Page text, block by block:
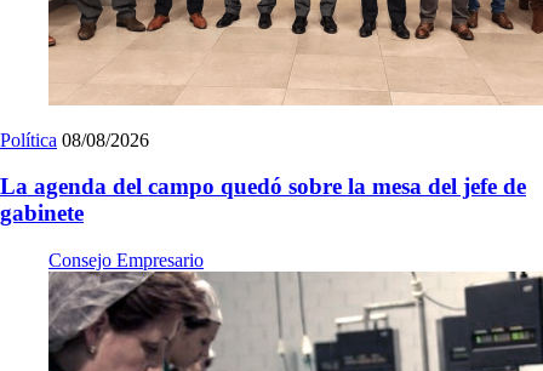
Política 08/08/2026
La agenda del campo quedó sobre la mesa del jefe de
gabinete
Consejo Empresario